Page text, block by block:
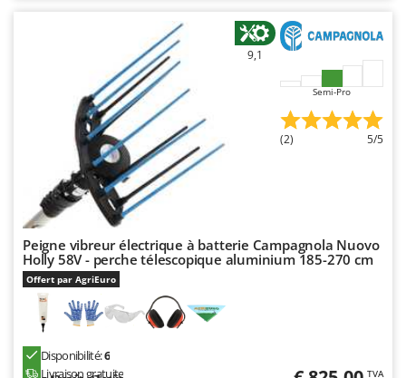
Sirman
Smartwood
Smeg
Snapper
Solidur
Spice Electronics
Spiralmac
Spring Protezione
Stanley
9,1
Semi-Pro
(2) 5/5
Peigne vibreur électrique à batterie Campagnola Nuovo
Holly 58V - perche télescopique aluminium 185-270 cm
Offert par AgriEuro
Disponibilité:6
Livraison gratuite
TVA